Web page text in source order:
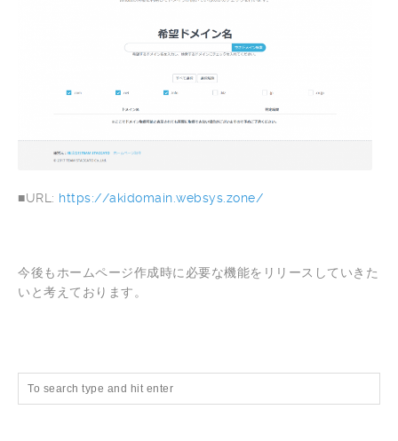
■URL: https://akidomain.websys.zone/
今後もホームページ作成時に必要な機能をリリースしていきた
いと考えております。